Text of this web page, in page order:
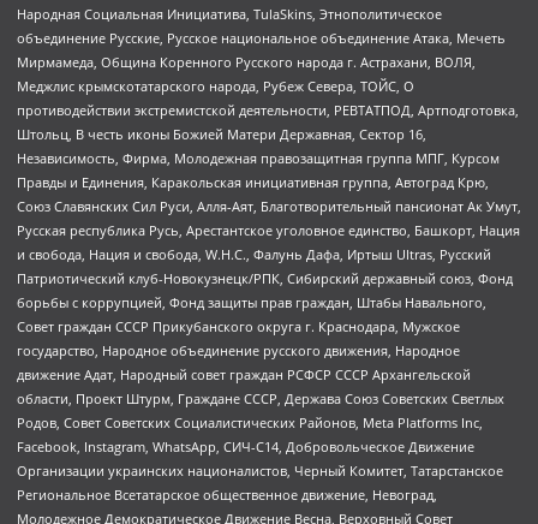
Народная Социальная Инициатива, TulaSkins, Этнополитическое
объединение Русские, Русское национальное объединение Атака, Мечеть
Мирмамеда, Община Коренного Русского народа г. Астрахани, ВОЛЯ,
Меджлис крымскотатарского народа, Рубеж Севера, ТОЙС, О
противодействии экстремистской деятельности, РЕВТАТПОД, Артподготовка,
Штольц, В честь иконы Божией Матери Державная, Сектор 16,
Независимость, Фирма, Молодежная правозащитная группа МПГ, Курсом
Правды и Единения, Каракольская инициативная группа, Автоград Крю,
Союз Славянских Сил Руси, Алля-Аят, Благотворительный пансионат Ак Умут,
Русская республика Русь, Арестантское уголовное единство, Башкорт, Нация
и свобода, Нация и свобода, W.H.С., Фалунь Дафа, Иртыш Ultras, Русский
Патриотический клуб-Новокузнецк/РПК, Сибирский державный союз, Фонд
борьбы с коррупцией, Фонд защиты прав граждан, Штабы Навального,
Совет граждан СССР Прикубанского округа г. Краснодара, Мужское
государство, Народное объединение русского движения, Народное
движение Адат, Народный совет граждан РСФСР СССР Архангельской
области, Проект Штурм, Граждане СССР, Держава Союз Советских Светлых
Родов, Совет Советских Социалистических Районов, Meta Platforms Inc,
Facebook, Instagram, WhatsApp, СИЧ-С14, Добровольческое Движение
Организации украинских националистов, Черный Комитет, Татарстанское
Региональное Всетатарское общественное движение, Невоград,
Молодежное Демократическое Движение Весна, Верховный Совет